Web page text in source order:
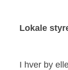
Lokale
I hver by